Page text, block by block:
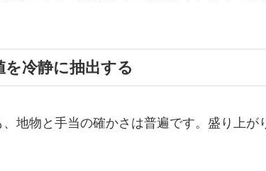
冷静に抽出する
地物と手当の確かさは普遍です。盛り上が